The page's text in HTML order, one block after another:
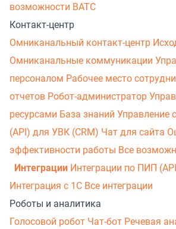
возможности ВАТС
Контакт-центр
Омниканальный контакт-центр
Омниканальные коммуникации
персоналом Рабочее место
отчетов Робот-администратор
ресурсами База знаний Управление
(API) для УВК (CRM) Чат для сайта
эффективности работы Все
Интеграции Интеграции по ПИП
Интеграция с 1С Все интеграции
Роботы и аналитика
Голосовой робот Чат-бот Речевая